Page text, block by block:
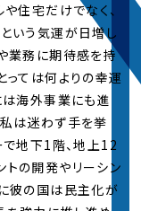
インタビューページ
予定の内定者のイン
のエントリー受付を開
インターンペー
住宅だけでなく、
いう気運が日増し
業務に期待感を持
っては何よりの幸運
は海外事業にも進
は迷わず手を挙
で地下1階、地上12
の開発やリーシン
彼の国は民主化が